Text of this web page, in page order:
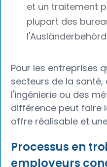
et un traitement
plupart des
Pour les entreprises
secteurs de la
l'ingénierie ou des
différence peut faire
offre réalisable et
Processus en
employeurs